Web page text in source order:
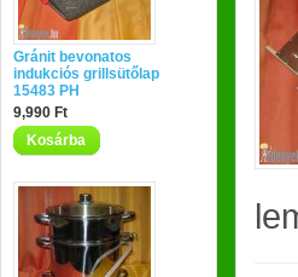
Gránit bevonatos
indukciós grillsütőlap
15483 PH
9,990 Ft
Kosárba